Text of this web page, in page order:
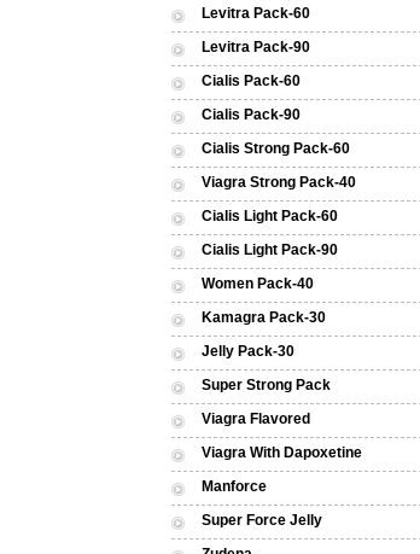
Levitra Pack-60
Levitra Pack-90
Cialis Pack-60
Cialis Pack-90
Cialis Strong Pack-60
Viagra Strong Pack-40
Cialis Light Pack-60
Cialis Light Pack-90
Women Pack-40
Kamagra Pack-30
Jelly Pack-30
Super Strong Pack
Viagra Flavored
Viagra With Dapoxetine
Manforce
Super Force Jelly